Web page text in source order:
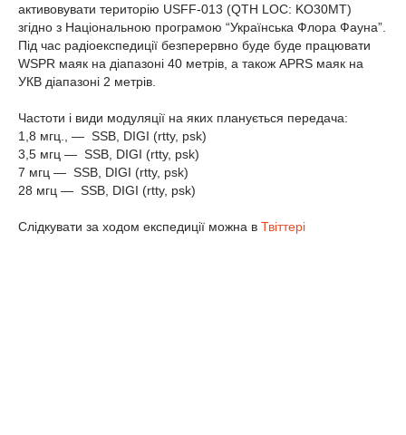
активовувати територію USFF-013 (QTH LOC: KO30MT)
згідно з Національною програмою “Українська Флора Фауна”.
Під час радіоекспедиції безперервно буде буде працювати
WSPR маяк на діапазоні 40 метрів, а також APRS маяк на
УКВ діапазоні 2 метрів.
Частоти і види модуляції на яких планується передача:
1,8 мгц., — SSB, DIGI (rtty, psk)
3,5 мгц — SSB, DIGI (rtty, psk)
7 мгц — SSB, DIGI (rtty, psk)
28 мгц — SSB, DIGI (rtty, psk)
Слідкувати за ходом експедиції можна в Твіттері